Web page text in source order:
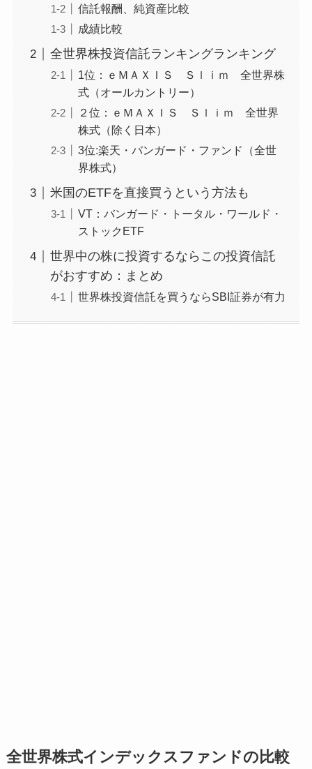
信託報酬、純資産比較
成績比較
全世界株投資信託ランキングランキング
1位：ｅＭＡＸＩＳ Ｓｌｉｍ 全世界株
式（オールカントリー）
２位：ｅＭＡＸＩＳ Ｓｌｉｍ 全世界
株式（除く日本）
3位:楽天・バンガード・ファンド（全世
界株式）
米国のETFを直接買うという方法も
VT：バンガード・トータル・ワールド・
ストックETF
世界中の株に投資するならこの投資信託
がおすすめ：まとめ
世界株投資信託を買うならSBI証券が有力
全世界株式インデックスファンドの比較